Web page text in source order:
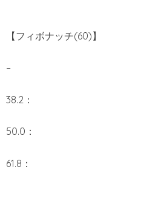
【フィボナッチ(60)】
–
38.2：
50.0：
61.8：